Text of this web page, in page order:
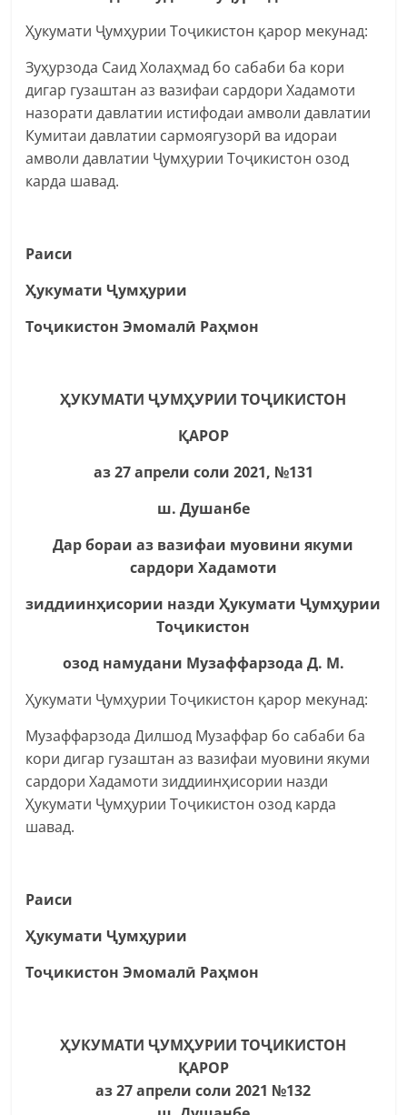
Ҳукумати Ҷумҳурии Тоҷикистон қарор мекунад:
Зуҳурзода Саид Холаҳмад бо сабаби ба кори
дигар гузаштан аз вазифаи сардори Хадамоти
назорати давлатии истифодаи амволи давлатии
Кумитаи давлатии сармоягузорӣ ва идораи
амволи давлатии Ҷумҳурии Тоҷикистон озод
карда шавад.
Раиси
Ҳукумати Ҷумҳурии
Тоҷикистон Эмомалӣ Раҳмон
ҲУКУМАТИ ҶУМҲУРИИ ТОҶИКИСТОН
ҚАРОР
аз 27 апрели соли 2021, №131
ш. Душанбе
Дар бораи аз вазифаи муовини якуми
сардори Хадамоти
зиддиинҳисории назди Ҳукумати Ҷумҳурии
Тоҷикистон
озод намудани Музаффарзода Д. М.
Ҳукумати Ҷумҳурии Тоҷикистон қарор мекунад:
Музаффарзода Дилшод Музаффар бо сабаби ба
кори дигар гузаштан аз вазифаи муовини якуми
сардори Хадамоти зиддиинҳисории назди
Ҳукумати Ҷумҳурии Тоҷикистон озод карда
шавад.
Раиси
Ҳукумати Ҷумҳурии
Тоҷикистон Эмомалӣ Раҳмон
ҲУКУМАТИ ҶУМҲУРИИ ТОҶИКИСТОН
ҚАРОР
аз 27 апрели соли 2021 №132